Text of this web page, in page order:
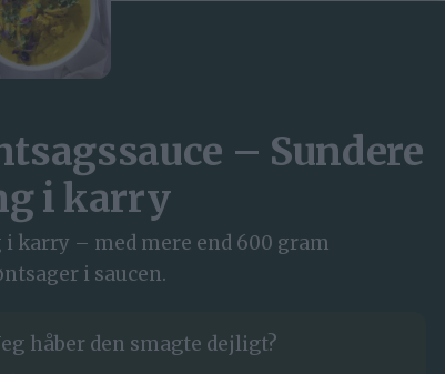
– Sundere
i karry
karry – med mere end 600 gram
i saucen.
håber den smagte dejligt?